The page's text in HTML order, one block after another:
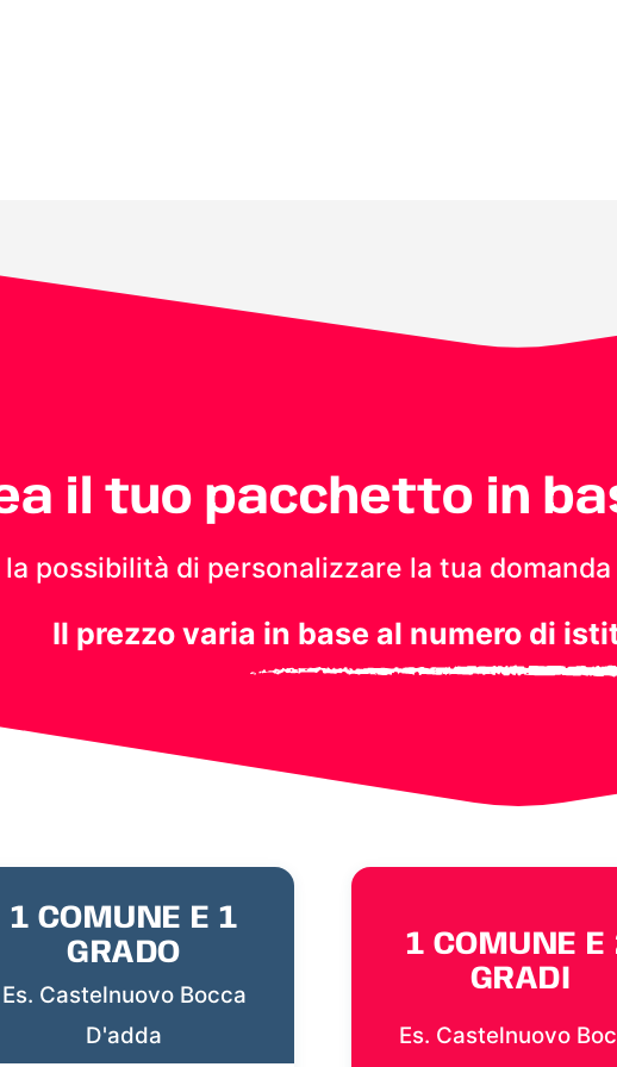
il tuo pacchetto in
possibilità di personalizzare la tua
Il prezzo varia in base al numero di
1 COMUNE E 1
GRADO
Es. Castelnuovo Bocca
D'adda
1 COMUNE E
GRADI
Es. Castelnuovo